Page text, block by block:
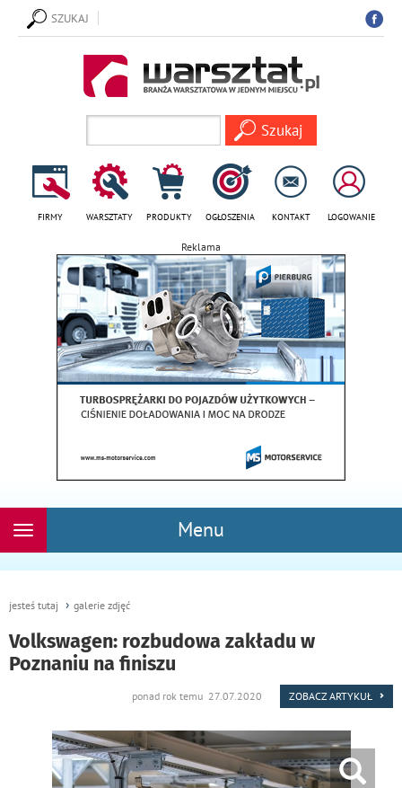
SZUKAJ
FIRMY WARSZTATY PRODUKTY OGŁOSZENIA KONTAKT LOGOWANIE
Reklama
Menu
Rozwiń
jesteś tutaj galerie zdjęć
Volkswagen: rozbudowa zakładu w
Poznaniu na finiszu
ponad rok temu 27.07.2020 ZOBACZ ARTYKUŁ